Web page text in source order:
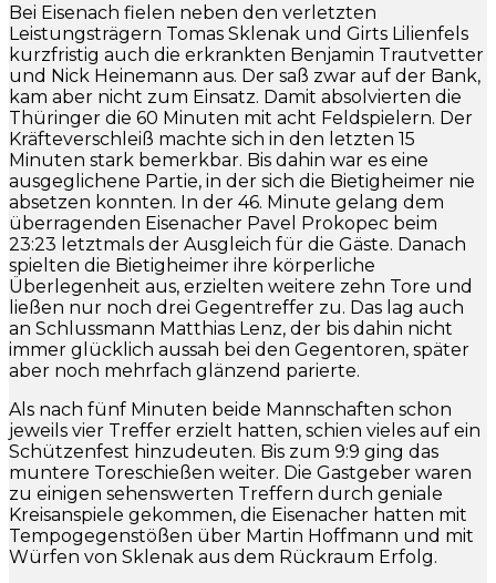
Bei Eisenach fielen neben den verletzten
Leistungsträgern Tomas Sklenak und Girts Lilienfels
kurzfristig auch die erkrankten Benjamin Trautvetter
und Nick Heinemann aus. Der saß zwar auf der Bank,
kam aber nicht zum Einsatz. Damit absolvierten die
Thüringer die 60 Minuten mit acht Feldspielern. Der
Kräfteverschleiß machte sich in den letzten 15
Minuten stark bemerkbar. Bis dahin war es eine
ausgeglichene Partie, in der sich die Bietigheimer nie
absetzen konnten. In der 46. Minute gelang dem
überragenden Eisenacher Pavel Prokopec beim
23:23 letztmals der Ausgleich für die Gäste. Danach
spielten die Bietigheimer ihre körperliche
Überlegenheit aus, erzielten weitere zehn Tore und
ließen nur noch drei Gegentreffer zu. Das lag auch
an Schlussmann Matthias Lenz, der bis dahin nicht
immer glücklich aussah bei den Gegentoren, später
aber noch mehrfach glänzend parierte.
Als nach fünf Minuten beide Mannschaften schon
jeweils vier Treffer erzielt hatten, schien vieles auf ein
Schützenfest hinzudeuten. Bis zum 9:9 ging das
muntere Toreschießen weiter. Die Gastgeber waren
zu einigen sehenswerten Treffern durch geniale
Kreisanspiele gekommen, die Eisenacher hatten mit
Tempogegenstößen über Martin Hoffmann und mit
Würfen von Sklenak aus dem Rückraum Erfolg.